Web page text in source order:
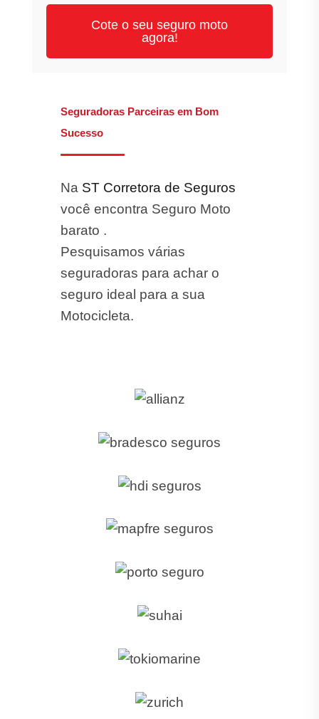
Cote o seu seguro moto
agora!
Seguradoras Parceiras em Bom
Sucesso
Na ST Corretora de Seguros
você encontra Seguro Moto
barato .
Pesquisamos várias
seguradoras para achar o
seguro ideal para a sua
Motocicleta.